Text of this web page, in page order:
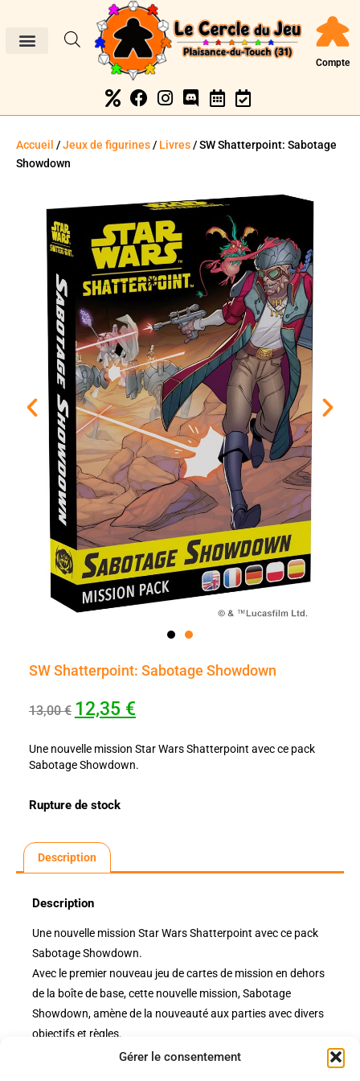
Gérer le consentement
Compte
Accueil /Jeux de figurines/ Livres/ SW Shatterpoint: Sabotage
Showdown
SW Shatterpoint: Sabotage Showdown
13,00€ 12,35 €
Une nouvelle mission Star Wars Shatterpoint avec ce pack
Sabotage Showdown.
Rupture de stock
Description
Description
Une nouvelle mission Star Wars Shatterpoint avec ce pack
Sabotage Showdown.
Avec le premier nouveau jeu de cartes de mission en dehors
de la boîte de base, cette nouvelle mission, Sabotage
Showdown, amène de la nouveauté aux parties avec divers
objectifs et règles.